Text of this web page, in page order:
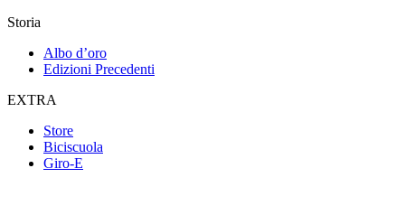
Storia
Albo d’oro
Edizioni Precedenti
EXTRA
Store
Biciscuola
Giro-E